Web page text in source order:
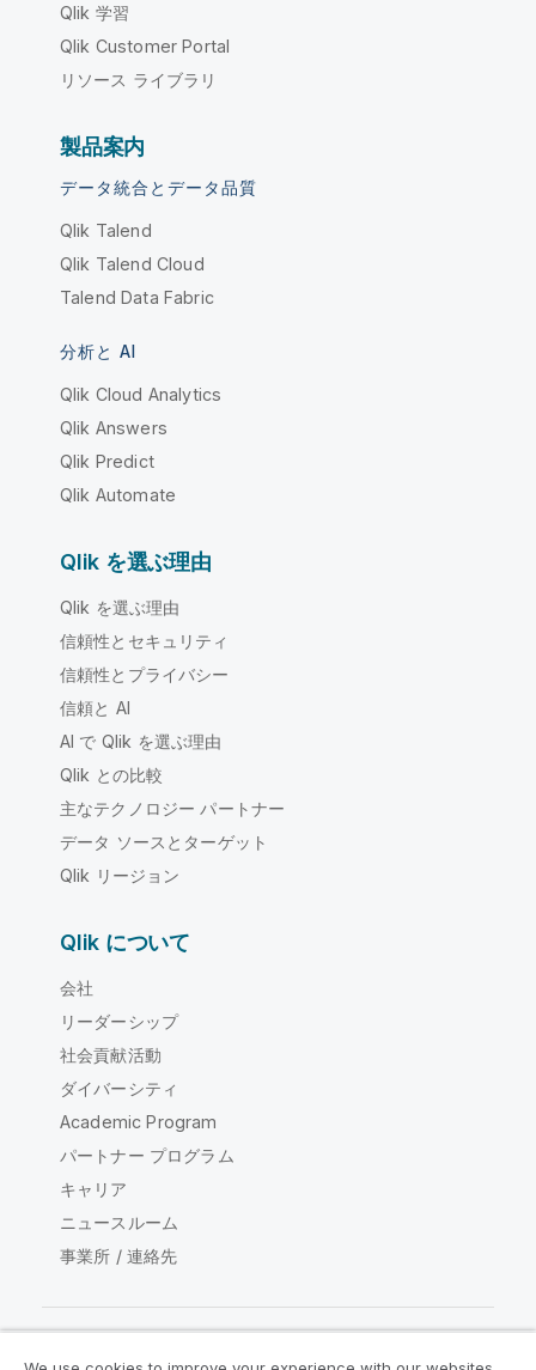
Qlik 学習
Qlik Customer Portal
リソース ライブラリ
製品案内
データ統合とデータ品質
Qlik Talend
Qlik Talend Cloud
Talend Data Fabric
分析と AI
Qlik Cloud Analytics
Qlik Answers
Qlik Predict
Qlik Automate
Qlik を選ぶ理由
Qlik を選ぶ理由
信頼性とセキュリティ
信頼性とプライバシー
信頼と AI
AI で Qlik を選ぶ理由
Qlik との比較
主なテクノロジー パートナー
データ ソースとターゲット
Qlik リージョン
Qlik について
会社
リーダーシップ
社会貢献活動
ダイバーシティ
Academic Program
パートナー プログラム
キャリア
ニュースルーム
事業所 / 連絡先